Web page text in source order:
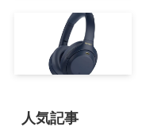
人気記事